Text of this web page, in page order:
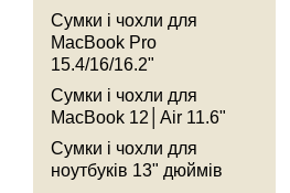
Сумки і чохли для
MacBook Pro
15.4/16/16.2"
Сумки і чохли для
MacBook 12│Air 11.6"
Сумки і чохли для
ноутбуків 13" дюймів